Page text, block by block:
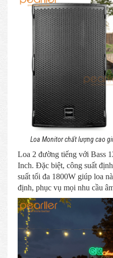
Loa Monitor chất lượng cao
Loa 2 đường tiếng với Bass
Inch. Đặc biệt, công suất
suất tối đa 1800W giúp loa
định, phục vụ mọi nhu cầu